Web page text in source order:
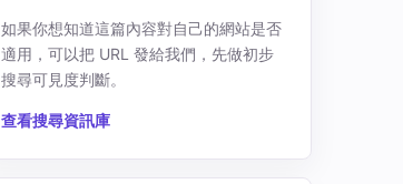
如果你想知道這篇內容對自己的網站是否
適用，可以把 URL 發給我們，先做初步
搜尋可見度判斷。
查看搜尋資訊庫